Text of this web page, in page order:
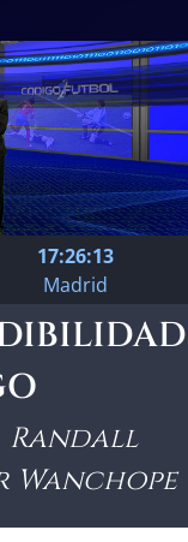
17:26:14
Madrid